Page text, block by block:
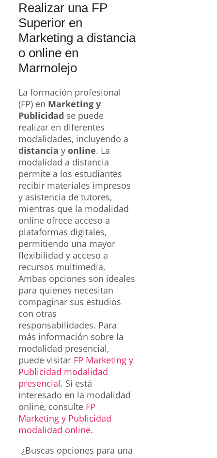
Realizar una FP
Superior en
Marketing a distancia
o online en
Marmolejo
La formación profesional
(FP) en Marketing y
Publicidad se puede
realizar en diferentes
modalidades, incluyendo a
distancia y online. La
modalidad a distancia
permite a los estudiantes
recibir materiales impresos
y asistencia de tutores,
mientras que la modalidad
online ofrece acceso a
plataformas digitales,
permitiendo una mayor
flexibilidad y acceso a
recursos multimedia.
Ambas opciones son ideales
para quienes necesitan
compaginar sus estudios
con otras
responsabilidades. Para
más información sobre la
modalidad presencial,
puede visitar FP Marketing y
Publicidad modalidad
presencial. Si está
interesado en la modalidad
online, consulte FP
Marketing y Publicidad
modalidad online.
¿Buscas opciones para una